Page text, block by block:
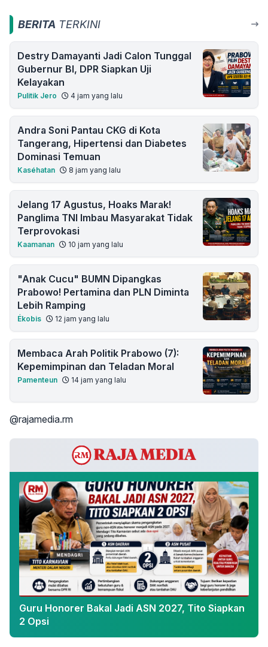
BERITA TERKINI
Destry Damayanti Jadi Calon Tunggal
Gubernur BI, DPR Siapkan Uji
Kelayakan
Pulitik Jero 4 jam yang lalu
Andra Soni Pantau CKG di Kota
Tangerang, Hipertensi dan Diabetes
Dominasi Temuan
Kaséhatan 8 jam yang lalu
Jelang 17 Agustus, Hoaks Marak!
Panglima TNI Imbau Masyarakat Tidak
Terprovokasi
Kaamanan 10 jam yang lalu
"Anak Cucu" BUMN Dipangkas
Prabowo! Pertamina dan PLN Diminta
Lebih Ramping
Ékobis 12 jam yang lalu
Membaca Arah Politik Prabowo (7):
Kepemimpinan dan Teladan Moral
Pamenteun 14 jam yang lalu
@rajamedia.rm
Guru Honorer Bakal Jadi ASN 2027, Tito Siapkan
2 Opsi